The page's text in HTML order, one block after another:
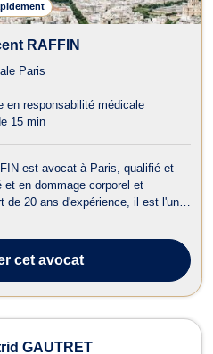
RAFFIN
Paris
en responsabilité médicale
15 min
est avocat à Paris, qualifié et
en dommage corporel et
de 20 ans d'expérience, il est l'un
cet avocat
GAUTRET